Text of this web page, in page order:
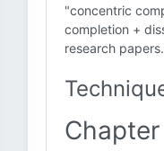
"concentric
completion +
research papers.